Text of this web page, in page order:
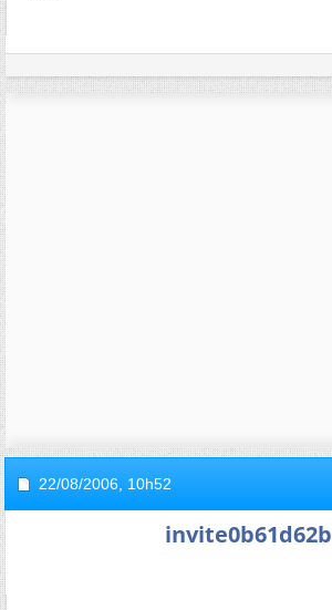
22/08/2006, 10h52
invite0b61d62b